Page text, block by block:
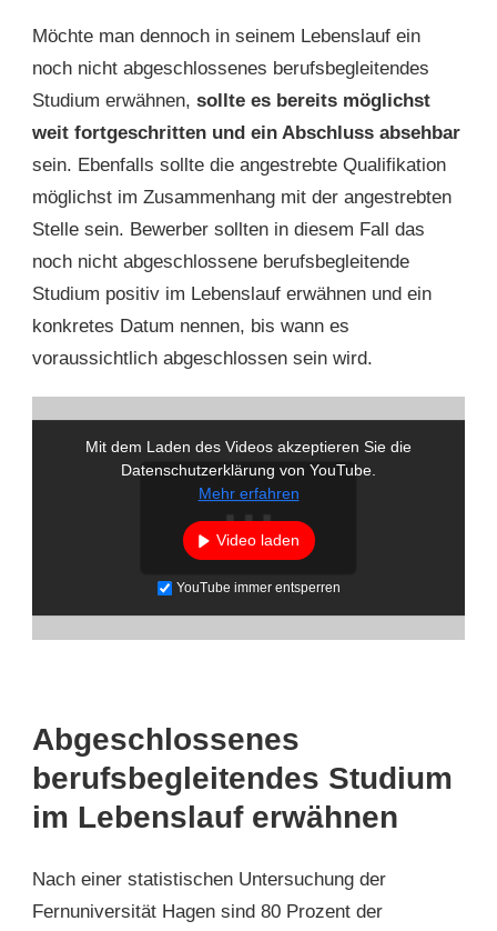
Möchte man dennoch in seinem Lebenslauf ein
noch nicht abgeschlossenes berufsbegleitendes
Studium erwähnen, sollte es bereits möglichst
weit fortgeschritten und ein Abschluss absehbar
sein. Ebenfalls sollte die angestrebte Qualifikation
möglichst im Zusammenhang mit der angestrebten
Stelle sein. Bewerber sollten in diesem Fall das
noch nicht abgeschlossene berufsbegleitende
Studium positiv im Lebenslauf erwähnen und ein
konkretes Datum nennen, bis wann es
voraussichtlich abgeschlossen sein wird.
Mit dem Laden des Videos akzeptieren Sie die
Datenschutzerklärung von YouTube.
Mehr erfahren
Video laden
YouTube immer entsperren
Abgeschlossenes
berufsbegleitendes Studium
im Lebenslauf erwähnen
Nach einer statistischen Untersuchung der
Fernuniversität Hagen sind 80 Prozent der